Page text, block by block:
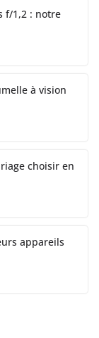
f/1,2 : notre
à vision
choisir en
appareils